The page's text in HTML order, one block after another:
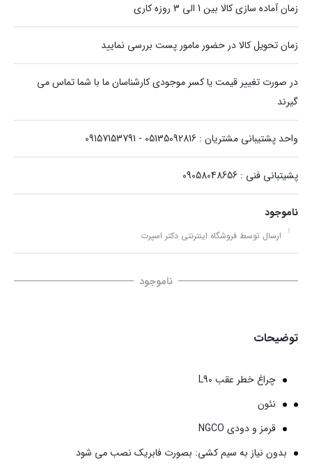
زمان آماده سازی کالا بین 1 الی 3 روزه کاری
زمان تحویل کالا در حضور مامور پست بررسی نمایید
در صورت تغییر قیمت یا کسر موجودی کارشناسان ما با شما تماس می
گیرند
واحد پشتیبانی مشتریان : 05135092816 - 09157153791
پشیتبانی فنی : 09058048656
ناموجود
ارسال توسط فروشگاه اینترنتی دکتر اسپرت
ناموجود
توضیحات
چراغ خطر عقب L90
نئون
قرمز و دودی NGCO
بدون نیاز به سیم کشی: بصورت فابریک نصب می شود